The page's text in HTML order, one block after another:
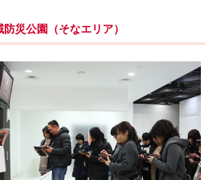
災公園（そなエリア）